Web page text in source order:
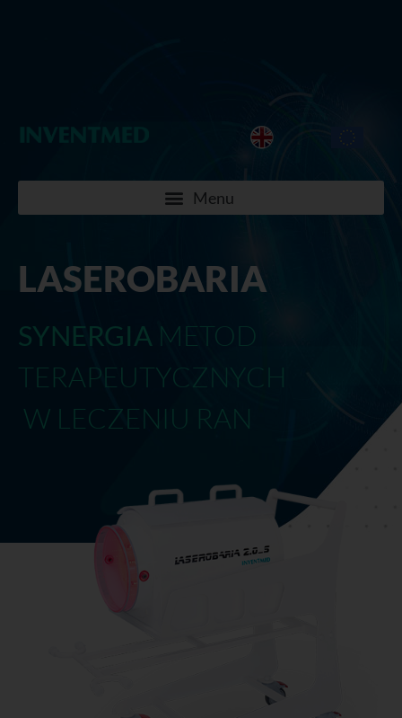
LASEROBARIA
SYNERGIA METOD
TERAPEUTYCZNYCH
W LECZENIU RAN